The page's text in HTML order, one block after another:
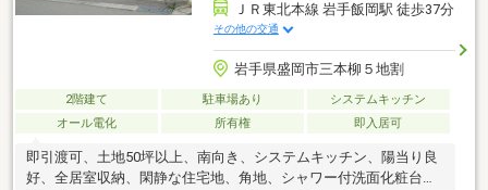
ＪＲ東北本線 岩手飯岡駅 徒歩37分
その他の交通
岩手県盛岡市三本柳５地割
2階建て 駐車場あり
システムキッチン
オール電化
所有権 即入居可
即引渡可、土地50坪以上、南向き、システムキッチン、陽当り良
好、全居室収納、閑静な住宅地、角地、シャワー付洗面化粧台、